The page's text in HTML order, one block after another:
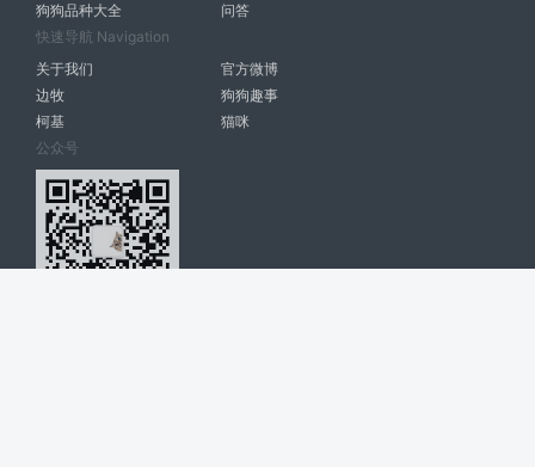
狗狗品种大全
问答
快速导航 Navigation
关于我们
官方微博
边牧
狗狗趣事
柯基
猫咪
公众号